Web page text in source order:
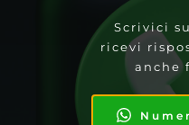
Scrivici
ricevi
anche